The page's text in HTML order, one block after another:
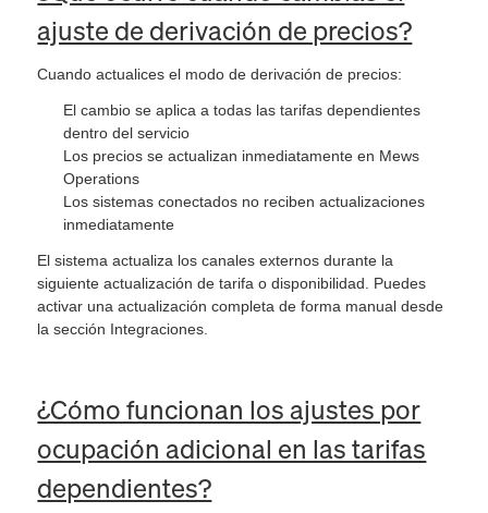
ajuste de derivación de precios?
Cuando actualices el modo de derivación de precios:
El cambio se aplica a todas las tarifas dependientes
dentro del servicio
Los precios se actualizan inmediatamente en Mews
Operations
Los sistemas conectados no reciben actualizaciones
inmediatamente
El sistema actualiza los canales externos durante la
siguiente actualización de tarifa o disponibilidad. Puedes
activar una actualización completa de forma manual desde
la sección Integraciones.
¿Cómo funcionan los ajustes por
ocupación adicional en las tarifas
dependientes?